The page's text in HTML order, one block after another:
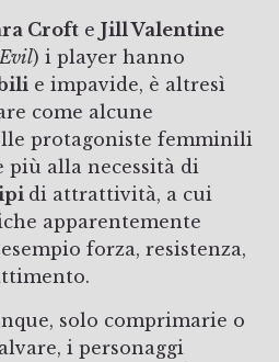
Croft e Jill Valentine
) i player hanno
e impavide, è altresì
come alcune
protagoniste femminili
più alla necessità di
di attrattività, a cui
apparentemente
forza, resistenza,
solo comprimarie o
i personaggi